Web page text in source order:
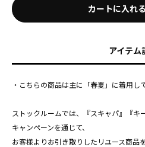
カートに入れる
アイテム
・こちらの商品は主に「春夏」に着用し
ストックルームでは、『スキャパ』『キ
キャンペーンを通じて、
お客様よりお引き取りしたリユース商品